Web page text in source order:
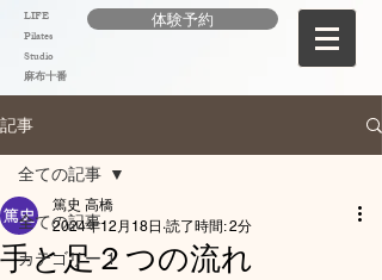
LIFE
Pilates
Studio
麻布十番
体験予約
記事
全ての記事
カテゴリー 1
全ての記事
手と足２つの流れ
篤史 高橋
2024年12月18日 読了時間: 2分